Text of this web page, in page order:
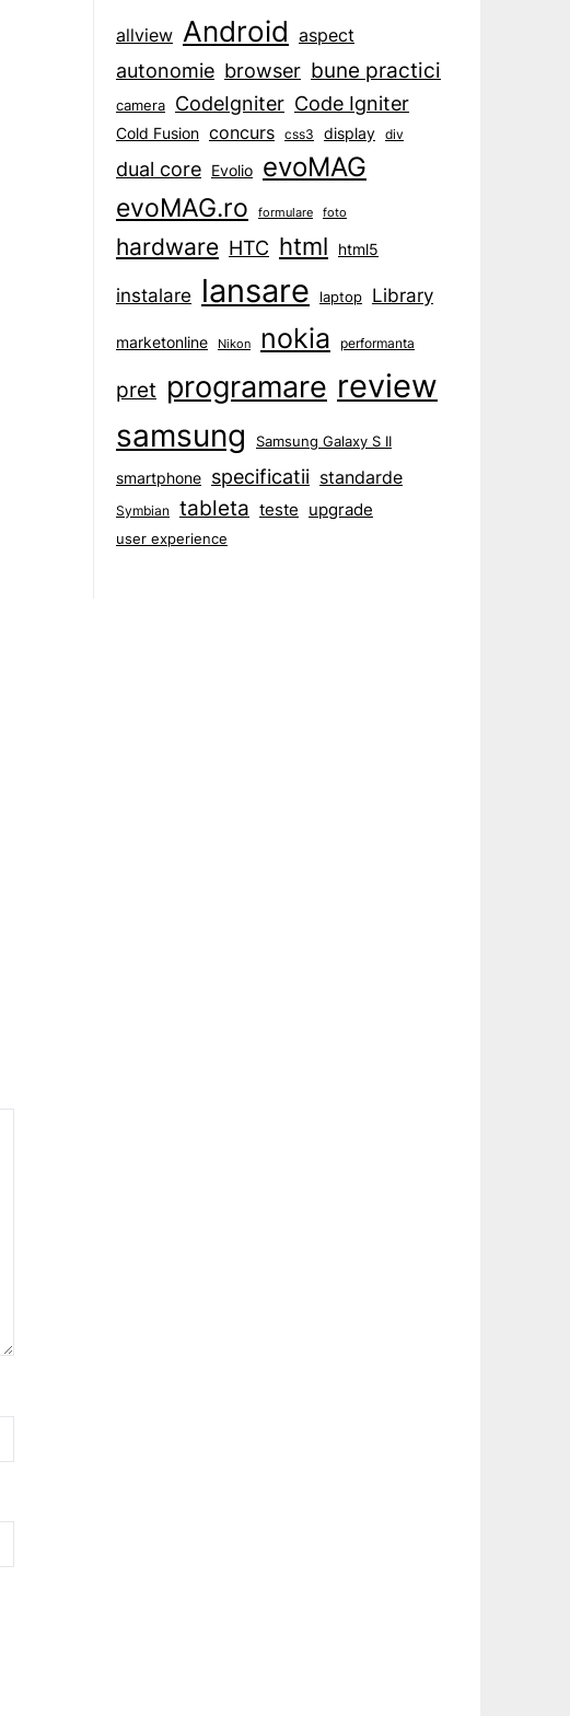
allview Android aspect
autonomie browser bune practici
camera CodeIgniter Code Igniter
Cold Fusion concurs css3 display div
dual core Evolio evoMAG
evoMAG.ro formulare foto
hardware HTC html html5
instalare lansare laptop Library
marketonline Nikon nokia performanta
pret programare review
samsung Samsung Galaxy S II
smartphone specificatii standarde
Symbian tableta teste upgrade
user experience